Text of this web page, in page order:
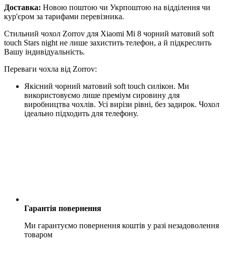
Доставка: Новою поштою чи Укрпоштою на відділення чи
кур'єром за тарифами перевізника.
Стильний чохол Zorrov для Xiaomi Mi 8 чорний матовий soft
touch Stars night не лише захистить телефон, а й підкреслить
Вашу індивідуальність.
Переваги чохла від Zorrov:
Якісний чорний матовий soft touch силікон. Ми
використовуємо лише преміум сировину для
виробництва чохлів. Усі вирізи рівні, без задирок. Чохол
ідеально підходить для телефону.
Гарантія повернення
Ми гарантуємо повернення коштів у разі незадоволення
товаром